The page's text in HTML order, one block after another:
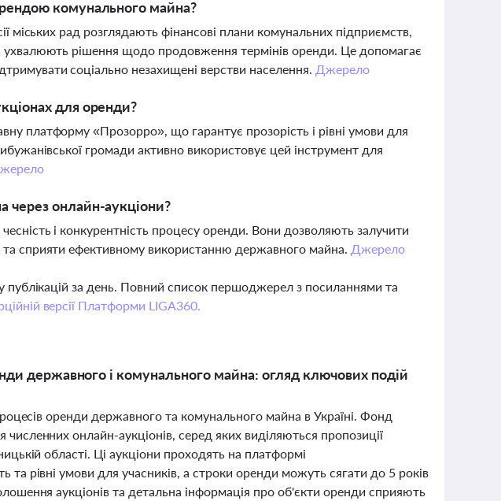
комунального майна?
міських рад розглядають фінансові плани комунальних підприємств,
ухвалюють рішення щодо продовження термінів оренди. Це допомагає
соціально незахищені верстви населення. Джерело
для оренди?
платформу «Прозорро», що гарантує прозорість і рівні умови для
громади активно використовує цей інструмент для
через онлайн-аукціони?
і конкурентність процесу оренди. Вони дозволяють залучити
та сприяти ефективному використанню державного майна. Джерело
за день. Повний список першоджерел з посиланнями та
версії Платформи LIGA360.
державного і комунального майна: огляд ключових подій
оренди державного та комунального майна в Україні. Фонд
онлайн-аукціонів, серед яких виділяються пропозиції
області. Ці аукціони проходять на платформі
рівні умови для учасників, а строки оренди можуть сягати до 5 років
аукціонів та детальна інформація про об'єкти оренди сприяють